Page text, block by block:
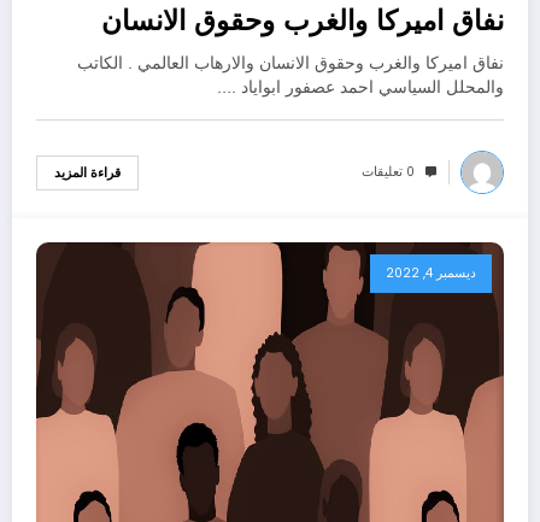
نفاق اميركا والغرب وحقوق الانسان
نفاق اميركا والغرب وحقوق الانسان والارهاب العالمي . الكاتب
والمحلل السياسي احمد عصفور ابواياد .…
0 تعليقات قراءة المزيد
ديسمبر 4, 2022